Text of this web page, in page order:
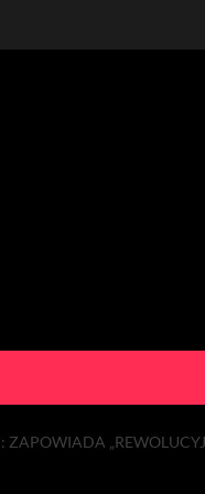
ZAPOWIADA